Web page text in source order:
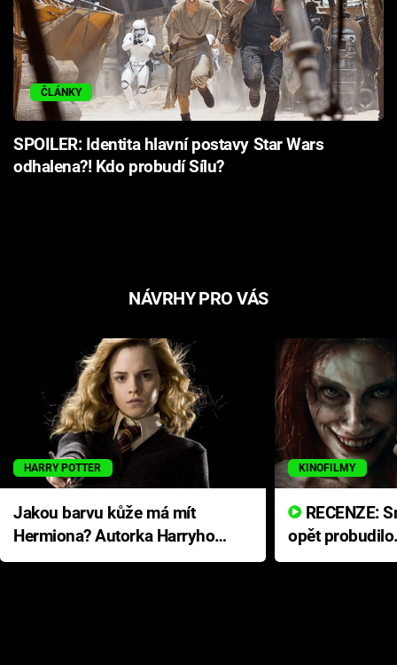
Přihlášení
Sledujte nás
ČLÁNKY
SPOILER: Identita hlavní postavy Star Wars
odhalena?! Kdo probudí Sílu?
NÁVRHY PRO VÁS
HARRY POTTER
Jakou barvu kůže má mít
Hermiona? Autorka Harryho
Pottera přišla s ráznou
KINOFILMY
opět
přichází s